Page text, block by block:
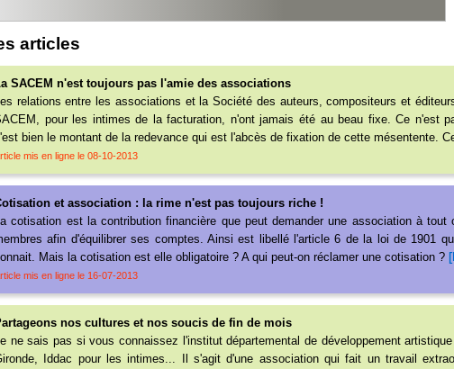
articles
SACEM n'est toujours pas l'amie des associations
relations entre les associations et la Société des auteurs, compositeurs et
pour les intimes de la facturation, n'ont jamais été au beau fixe. Ce n'est
bien le montant de la redevance qui est l'abcès de fixation de cette mésentente.
mis en ligne le 08-10-2013
et association : la rime n'est pas toujours riche !
cotisation est la contribution financière que peut demander une association à tout
afin d'équilibrer ses comptes. Ainsi est libellé l'article 6 de la loi de 1901
Mais la cotisation est elle obligatoire ? A qui peut-on réclamer une cotisation ?
mis en ligne le 16-07-2013
nos cultures et nos soucis de fin de mois
ne sais pas si vous connaissez l'institut départemental de développement
Iddac pour les intimes... Il s'agit d'une association qui fait un travail